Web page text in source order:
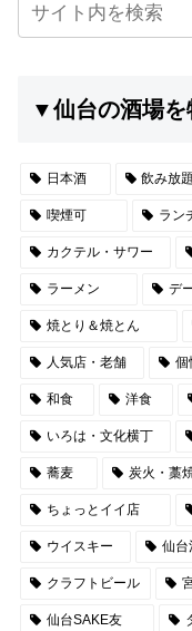
▼仙台の酒場を
日本酒 飲み放題
喫煙可 ラン
カクテル・サワー
ラーメン デ
焼とり＆焼とん
人気店・老舗 個
和食 洋食
いろは・文化横丁
蕎麦 炭火・藁
ちょっとイイ店
ウイスキー 仙台
クラフトビール
仙台SAKE友